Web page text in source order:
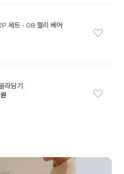
세트 - 08 젤리 베어
라담기
원